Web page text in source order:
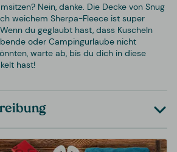
Nein, danke. Die Decke von Snug
weichem Sherpa-Fleece ist super
du geglaubt hast, dass Kuscheln
oder Campingurlaube nicht
warte ab, bis du dich in diese
hast!